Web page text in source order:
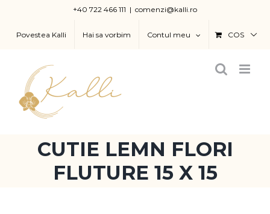
content
+40 722 466 111 | comenzi@kalli.ro
Povestea Kalli Hai sa vorbim Contul meu COS
CUTIE LEMN FLORI
FLUTURE 15 X 15